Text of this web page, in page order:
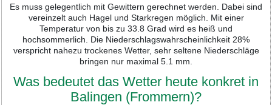
Es muss gelegentlich mit Gewittern gerechnet werden. Dabei sind
vereinzelt auch Hagel und Starkregen möglich. Mit einer
Temperatur von bis zu 33.8 Grad wird es heiß und
hochsommerlich. Die Niederschlagswahrscheinlichkeit 28%
verspricht nahezu trockenes Wetter, sehr seltene Niederschläge
bringen nur maximal 5.1 mm.
Was bedeutet das Wetter heute konkret in
Balingen (Frommern)?